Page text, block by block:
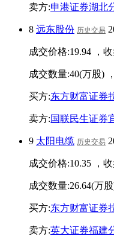
卖方:申港证券湖北
8 远东股份 历史交易
成交价格:19.94 ，
成交数量:40(万股)
买方:东方财富证券
卖方:国联民生证券
9 太阳电缆 历史交易
成交价格:10.35 ，
成交数量:26.64(万
买方:东方财富证券
卖方:英大证券福建